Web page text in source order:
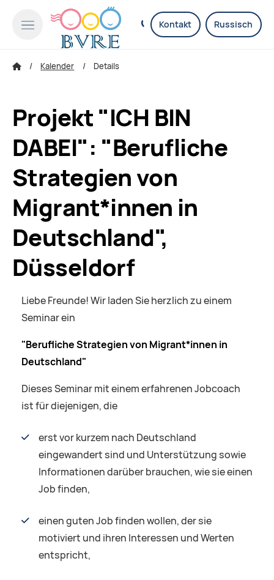
Kontakt Russisch
Kalender Details
Projekt "ICH BIN
DABEI": "Berufliche
Strategien von
Migrant*innen in
Deutschland",
Düsseldorf
Liebe Freunde! Wir laden Sie herzlich zu einem
Seminar ein
"Berufliche Strategien von Migrant*innen in
Deutschland"
Dieses Seminar mit einem erfahrenen Jobcoach
ist für diejenigen, die
erst vor kurzem nach Deutschland
eingewandert sind und Unterstützung sowie
Informationen darüber brauchen, wie sie einen
Job finden,
einen guten Job finden wollen, der sie
motiviert und ihren Interessen und Werten
entspricht,